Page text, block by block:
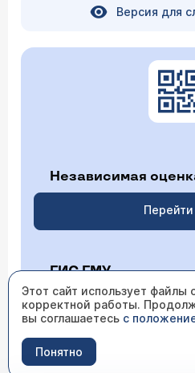
Версия для
Независимая
Перейти
ГИС ГМУ
Перейти
ИМЕЮТСЯ
Этот сайт использует файлы
корректной работы.
вы соглашаетесь с
Понятно